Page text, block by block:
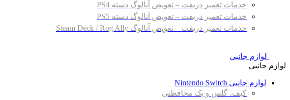
خدمات تعمیر دریفت – تعویض آنالوگ دسته PS4
خدمات تعمیر دریفت – تعویض آنالوگ دسته PS5
خدمات تعمیر دریفت – تعویض آنالوگ Steam Deck / Rog Ally
لوازم جانبی
لوازم جانبی
لوازم جانبی Nintendo Switch
کیف، گلس و پک محافظتی